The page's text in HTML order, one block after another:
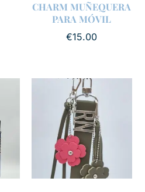
CHARM MUÑEQUERA
PARA MÓVIL
€15.00